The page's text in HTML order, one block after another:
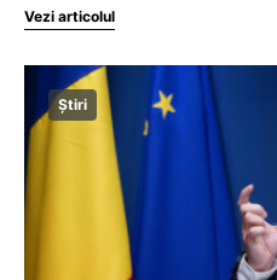
Vezi articolul
Știri